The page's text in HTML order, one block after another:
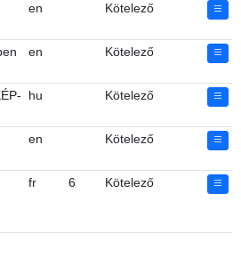
en Kötelező
en Kötelező
hu Kötelező
en Kötelező
fr 6 Kötelező